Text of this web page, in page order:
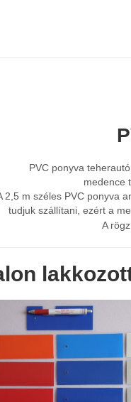
PVC ponyva
medence
2,5 m széles PVC ponyva
tudjuk szállítani, ezért a
A